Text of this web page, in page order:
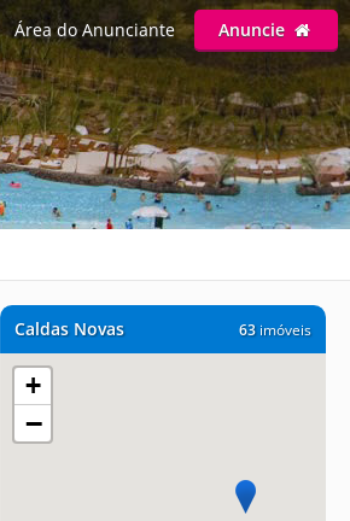
Área do Anunciante Anuncie
63imóveis
Caldas Novas
+
−